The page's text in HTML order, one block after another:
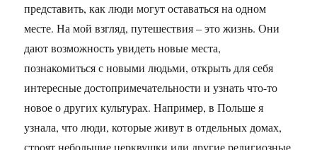
представить, как люди могут оставаться на одном
месте. На мой взгляд, путешествия – это жизнь. Они
дают возможность увидеть новые места,
познакомиться с новыми людьми, открыть для себя
интересные достопримечательности и узнать что-то
новое о других культурах. Например, в Польше я
узнала, что люди, которые живут в отдельных домах,
строят небольшие церквушки или другие религиозные